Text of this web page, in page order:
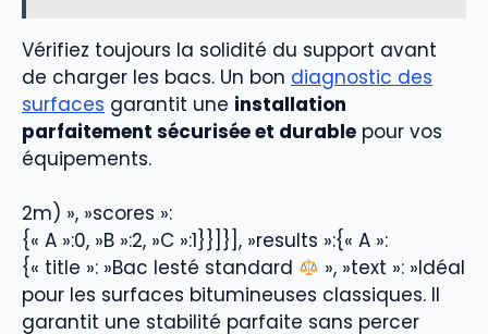
Vérifiez toujours la solidité du support avant
de charger les bacs. Un bon diagnostic des
surfaces garantit une installation
parfaitement sécurisée et durable pour vos
équipements.
2m) », »scores »:
{« A »:0, »B »:2, »C »:1}}]}], »results »:{« A »:
{« title »: »Bac lesté standard
», »text »: »Idéal
pour les surfaces bitumineuses classiques. Il
garantit une stabilité parfaite sans percer